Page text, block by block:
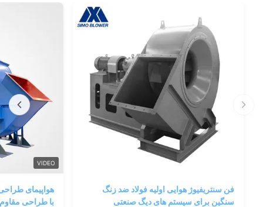
فن سنتریفیوژ هوایی اولیه فولاد ضد زنگ
سنگین برای سیستم های دیگ صنعتی
VIDEO
هواپیمای طراحی
با طراحی